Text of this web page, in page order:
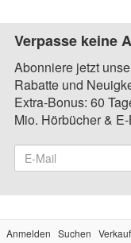
Verpasse keine
Abonniere jetzt
Rabatte und
Extra-Bonus: 60
Mio. Hörbücher &
Anmelden Suchen